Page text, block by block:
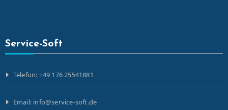
Service-Soft
Telefon: +49 176 25541881
Email: info@service-soft.de